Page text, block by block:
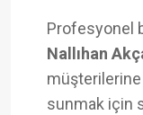
Profesyonel
Nallıhan
sunmak için